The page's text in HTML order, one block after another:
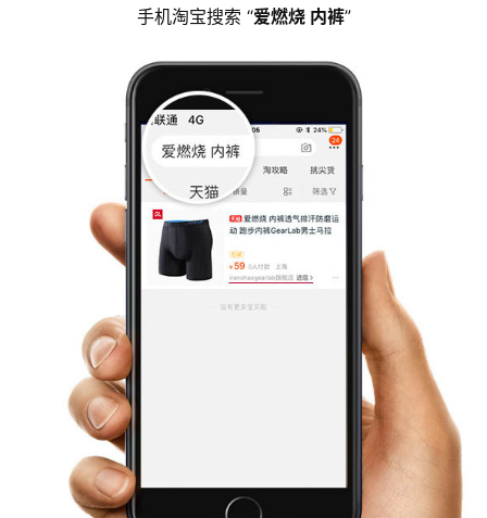
手机淘宝搜索 “爱燃烧 内裤”